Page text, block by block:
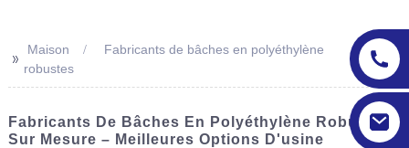
>> Maison
Fabricants de bâches en polyéthylène
robustes
Fabricants De Bâches En Polyéthylène Robustes
Sur Mesure – Meilleures Options D'usine